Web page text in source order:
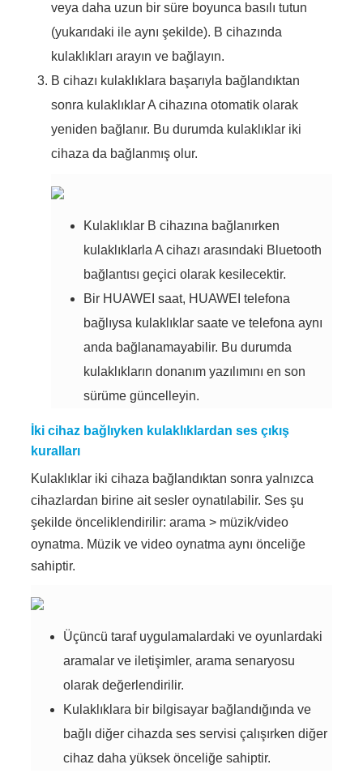
veya daha uzun bir süre boyunca basılı tutun
(yukarıdaki ile aynı şekilde). B cihazında
kulaklıkları arayın ve bağlayın.
B cihazı kulaklıklara başarıyla bağlandıktan
sonra kulaklıklar A cihazına otomatik olarak
yeniden bağlanır. Bu durumda kulaklıklar iki
cihaza da bağlanmış olur.
Kulaklıklar B cihazına bağlanırken
kulaklıklarla A cihazı arasındaki Bluetooth
bağlantısı geçici olarak kesilecektir.
Bir HUAWEI saat, HUAWEI telefona
bağlıysa kulaklıklar saate ve telefona aynı
anda bağlanamayabilir. Bu durumda
kulaklıkların donanım yazılımını en son
sürüme güncelleyin.
İki cihaz bağlıyken kulaklıklardan ses çıkış
kuralları
Kulaklıklar iki cihaza bağlandıktan sonra yalnızca
cihazlardan birine ait sesler oynatılabilir. Ses şu
şekilde önceliklendirilir: arama > müzik/video
oynatma. Müzik ve video oynatma aynı önceliğe
sahiptir.
Üçüncü taraf uygulamalardaki ve oyunlardaki
aramalar ve iletişimler, arama senaryosu
olarak değerlendirilir.
Kulaklıklara bir bilgisayar bağlandığında ve
bağlı diğer cihazda ses servisi çalışırken diğer
cihaz daha yüksek önceliğe sahiptir.